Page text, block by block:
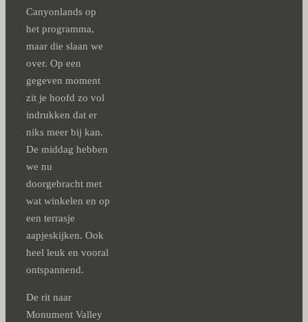
Canyonlands op
het programma,
maar die slaan we
over. Op een
gegeven moment
zit je hoofd zo vol
indrukken dat er
niks meer bij kan.
De middag hebben
we nu
doorgebracht met
wat winkelen en op
een terrasje
aapjeskijken. Ook
heel leuk en vooral
ontspannend.
De rit naar
Monument Valley